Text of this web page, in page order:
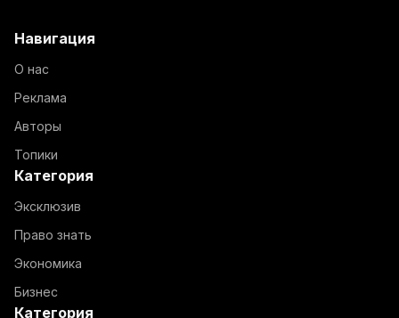
Навигация
О нас
Реклама
Авторы
Топики
Категория
Эксклюзив
Право знать
Экономика
Бизнес
Категория